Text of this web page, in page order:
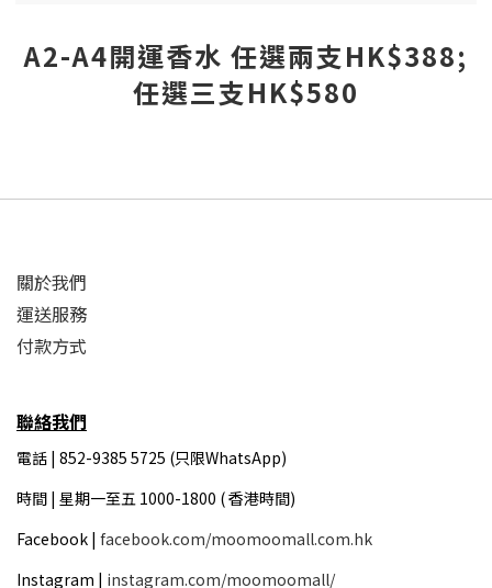
A2-A4開運香水 任選兩支HK$388;
任選三支HK$580
關於我們
運送服務
付款方式
聯絡我們
電話 | 852-9385 5725 (只限WhatsApp)
時間 | 星期一至五 1000-1800 ( 香港時間)
Facebook | facebook.com/moomoomall.com.hk
Instagram | instagram.com/moomoomall/